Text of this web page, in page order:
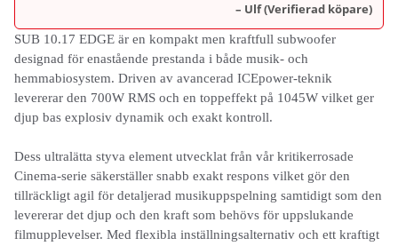
– Ulf (Verifierad köpare)
SUB 10.17 EDGE är en kompakt men kraftfull subwoofer
designad för enastående prestanda i både musik- och
hemmabiosystem. Driven av avancerad ICEpower-teknik
levererar den 700W RMS och en toppeffekt på 1045W vilket ger
djup bas explosiv dynamik och exakt kontroll.
Dess ultralätta styva element utvecklat från vår kritikerrosade
Cinema-serie säkerställer snabb exakt respons vilket gör den
tillräckligt agil för detaljerad musikuppspelning samtidigt som den
levererar det djup och den kraft som behövs för uppslukande
filmupplevelser. Med flexibla inställningsalternativ och ett kraftigt